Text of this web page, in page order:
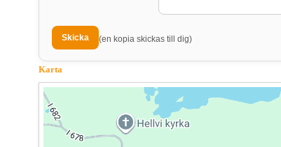
(en kopia skickas till dig)
Karta